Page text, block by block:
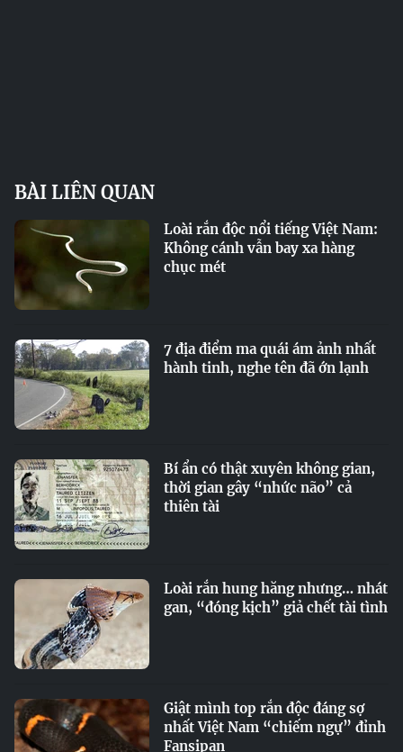
BÀI LIÊN QUAN
Loài rắn độc nổi tiếng Việt Nam:
Không cánh vẫn bay xa hàng
chục mét
7 địa điểm ma quái ám ảnh nhất
hành tinh, nghe tên đã ớn lạnh
Bí ẩn có thật xuyên không gian,
thời gian gây “nhức não” cả
thiên tài
Loài rắn hung hăng nhưng… nhát
gan, “đóng kịch” giả chết tài tình
Giật mình top rắn độc đáng sợ
nhất Việt Nam “chiếm ngự” đỉnh
Fansipan